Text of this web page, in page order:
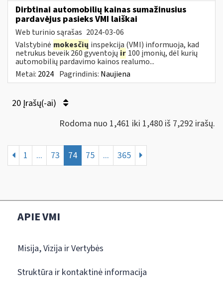
Dirbtinai automobilių kainas sumažinusius
pardavėjus pasieks VMI laiškai
Web turinio sąrašas 2024-03-06
Valstybinė mokesčių inspekcija (VMI) informuoja, kad
netrukus beveik 260 gyventojų ir 100 įmonių, dėl kurių
automobilių pardavimo kainos realumo...
Metai: 2024 Pagrindinis: Naujiena
20 Įrašų(-ai)
Rodoma nuo 1,461 iki 1,480 iš 7,292 irašų.
1 ... 73 74 75 ... 365
APIE VMI
Misija, Vizija ir Vertybės
Struktūra ir kontaktinė informacija